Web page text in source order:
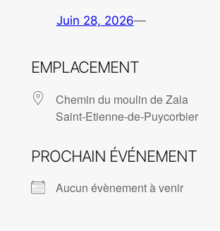
Juin 28, 2026—
EMPLACEMENT
Chemin du moulin de Zala
Saint-Etienne-de-Puycorbier
PROCHAIN ÉVÉNEMENT
Aucun évènement à venir